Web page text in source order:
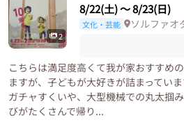
2
8/22(土)〜8/23(日)
文化・芸能 ソルファオ
こちらは満足度高くて我が家おすすめ
ますが、子どもが大好きが詰まってい
ガチャすくいや、大型機械での丸太掴
びがたくさんで帰り...